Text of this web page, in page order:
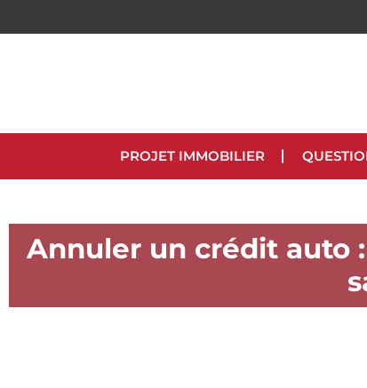
PROJET IMMOBILIER
Annuler un crédit auto